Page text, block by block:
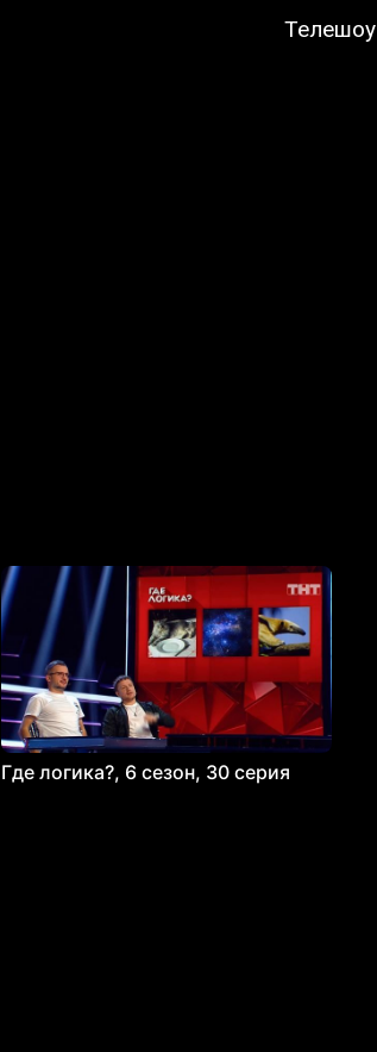
Телешоу
Где логика?, 6 сезон, 30 серия